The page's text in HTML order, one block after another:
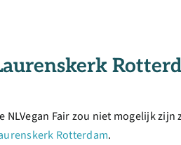
NLVegan Fair zou niet mogelijk
Rotterdam.